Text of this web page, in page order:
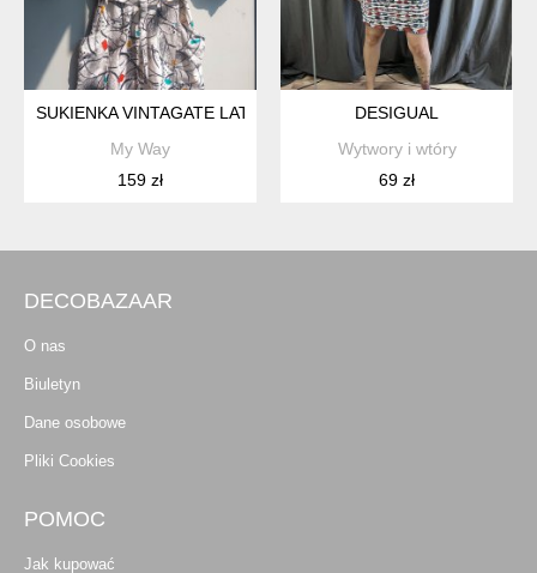
SUKIENKA VINTAGATE LATA 80.
My Way
159 zł
DESIGUAL
Wytwory i wtóry
69 zł
DECOBAZAAR
O nas
Biuletyn
Dane osobowe
Pliki Cookies
POMOC
Jak kupować